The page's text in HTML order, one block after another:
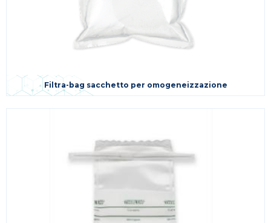
Filtra-bag sacchetto per omogeneizzazione